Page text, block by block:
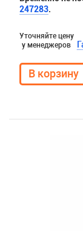
247283.
Уточняйте цену
у менеджеров